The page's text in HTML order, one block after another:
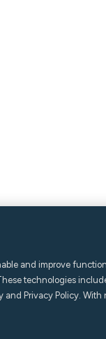
and improve
technologies
and Privacy Policy.